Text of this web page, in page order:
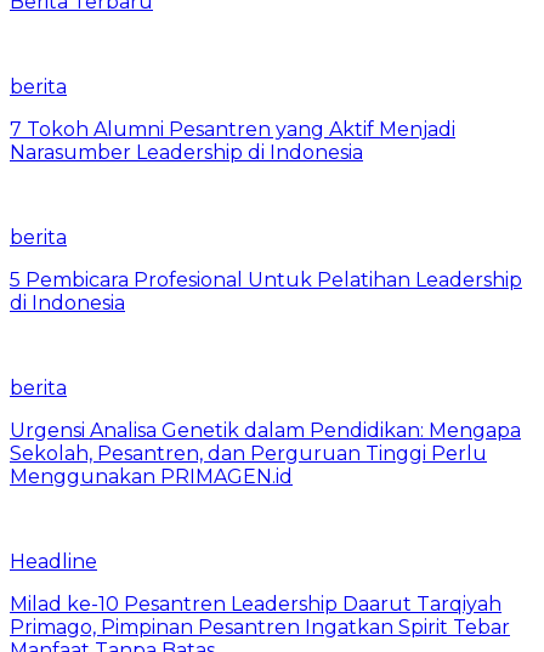
berita
7 Tokoh Alumni Pesantren yang Aktif Menjadi
Narasumber Leadership di Indonesia
berita
5 Pembicara Profesional Untuk Pelatihan Leadership
di Indonesia
berita
Urgensi Analisa Genetik dalam Pendidikan: Mengapa
Sekolah, Pesantren, dan Perguruan Tinggi Perlu
Menggunakan PRIMAGEN.id
Headline
Milad ke-10 Pesantren Leadership Daarut Tarqiyah
Primago, Pimpinan Pesantren Ingatkan Spirit Tebar